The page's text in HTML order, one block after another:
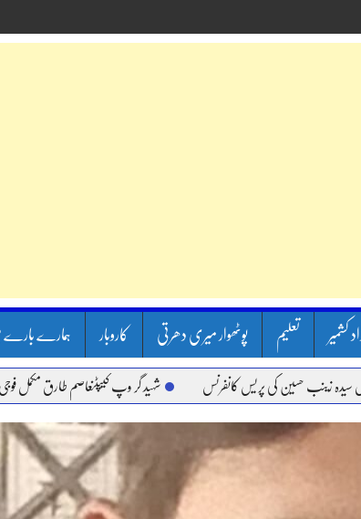
کشمیر تعلیم پوٹھوار میری دھرتی کاروبار ہمارے بارے
حسین کی پریس کانفرنس شہید گر وپ کیپٹنعاصم طارق مکمل فوجی اعزاز کے